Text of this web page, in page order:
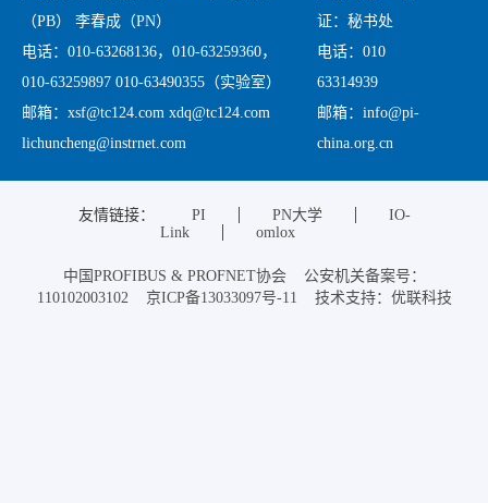
（PB） 李春成（PN）
电话：010-63268136，010-63259360，
010-63259897 010-63490355（实验室）
邮箱：xsf@tc124.com xdq@tc124.com
lichuncheng@instrnet.com
证：秘书处
电话：010
63314939
邮箱：info@pi-
china.org.cn
友情链接： PI PN大学
IO-
Link
omlox
中国PROFIBUS & PROFNET协会 公安机关备案号：
110102003102 京ICP备13033097号-11 技术支持：优联科技